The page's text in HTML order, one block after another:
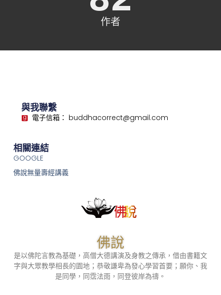
作者
佛說
是以佛陀言教為基礎，高僧大德講演及身教之傳承，借由書籍文
字與大眾教學相長的園地；恭敬謙卑為發心學習首要；願你、我
是同學，同霑法雨，同登彼岸為禱。
與我聯繫
電子信箱： buddhacorrect@gmail.com
相關連結
GOOGLE
佛說無量壽經講義